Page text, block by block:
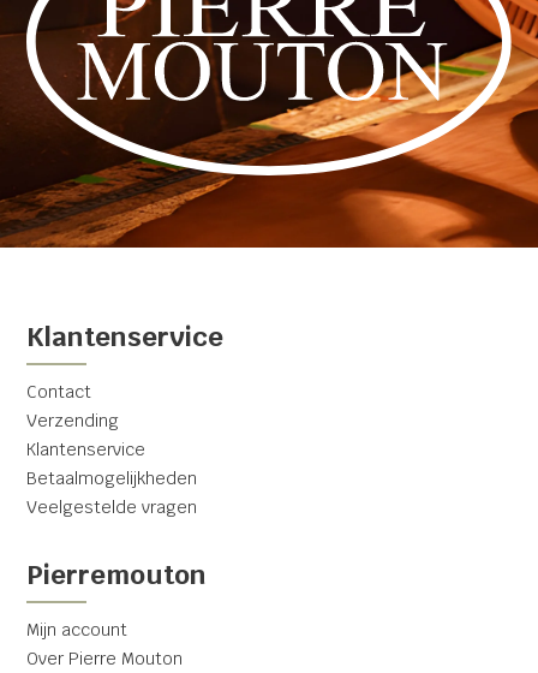
Klantenservice
Contact
Verzending
Klantenservice
Betaalmogelijkheden
Veelgestelde vragen
Pierremouton
Mijn account
Over Pierre Mouton